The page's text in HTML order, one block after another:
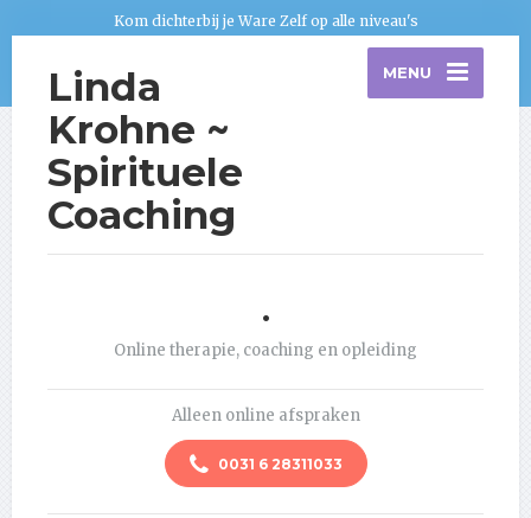
Kom dichterbij je Ware Zelf op alle niveau's
Linda
Krohne ~
Spirituele
Coaching
MENU
.
Online therapie, coaching en opleiding
Alleen online afspraken
0031 6 28311033